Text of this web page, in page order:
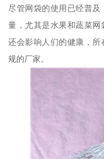
尽管网袋的使用已经普
量，尤其是水果和蔬菜网
还会影响人们的健康，
规的厂家。